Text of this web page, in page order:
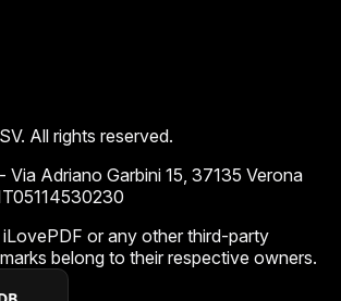
. All rights reserved.
- Via Adriano Garbini 15, 37135 Verona
or any other third-party
belong to their respective owners.